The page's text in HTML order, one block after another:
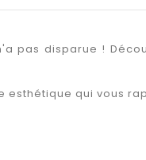
pas disparue !
esthétique qui vous